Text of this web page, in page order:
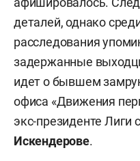
деталей, однако
расследования
задержанные
идет о бывшем
офиса «Движения
экс-президенте Лиги
Искендерове.